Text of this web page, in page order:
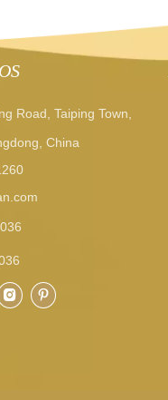
Road, Taiping Town,
China